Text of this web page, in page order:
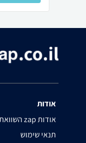
אודות
השוואת מחירים zap אודות
תנאי שימוש